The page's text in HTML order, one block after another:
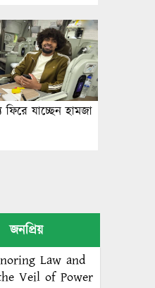
ফিরে যাচ্ছেন হামজা
জনপ্রিয়
Law and
Veil of Power